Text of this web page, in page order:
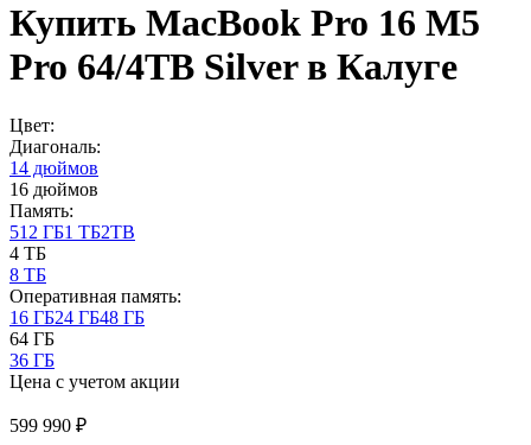
Купить MacBook Pro 16 M5
Pro 64/4TB Silver в Калуге
Цвет:
Диагональ:
14 дюймов
16 дюймов
Память:
512 ГБ1 ТБ2TB
4 ТБ
8 ТБ
Оперативная память:
16 ГБ24 ГБ48 ГБ
64 ГБ
36 ГБ
Цена с учетом акции
599 990 ₽